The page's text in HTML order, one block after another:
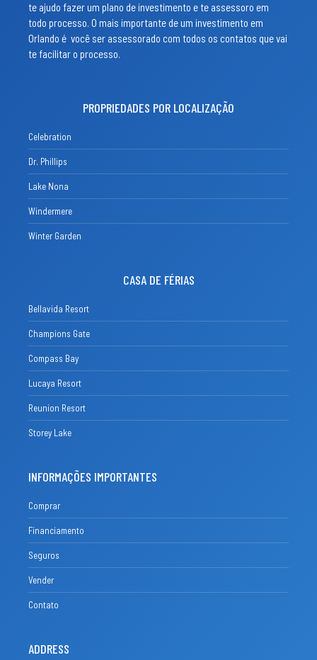
te ajudo fazer um plano de investimento e te assessoro em
todo processo. O mais importante de um investimento em
Orlando é você ser assessorado com todos os contatos que vai
te facilitar o processo.
PROPRIEDADES POR LOCALIZAÇÃO
Celebration
Dr. Phillips
Lake Nona
Windermere
Winter Garden
CASA DE FÉRIAS
Bellavida Resort
Champions Gate
Compass Bay
Lucaya Resort
Reunion Resort
Storey Lake
INFORMAÇÕES IMPORTANTES
Comprar
Financiamento
Seguros
Vender
Contato
ADDRESS